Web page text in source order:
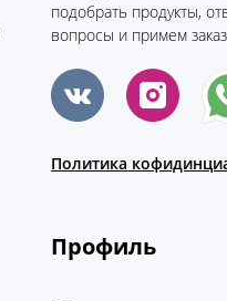
подобрать продукты,
вопросы и примем
Политика
Профиль